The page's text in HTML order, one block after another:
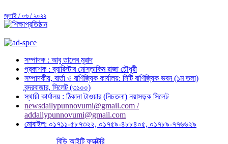
জুলাই / ০৬ / ২০২২
সম্পাদক : আবু তালেব মুরাদ
প্রকাশক : ব্যারিস্টার মোস্তাকিম রাজা চৌধুরী
সম্পাদকীয়, বার্তা ও বাণিজ্যিক কার্যালয়: সিটি বাণিজ্যিক ভবন (১ম তলা)
বন্দরবাজার, সিলেট (৩১০০)
স্থায়ী কার্যালয় : ঠিকানা টাওয়ার (নিচতলা) নয়াসড়ক সিলেট
newsdailypunnovumi@gmail.com /
addailypunnovumi@gmail.com
মোবাইল: ০১৭১১-৫৮৭৩২২, ০১৭৫৯-৪৮৮৪০৫, ০১৭৮৯-৭৭৬৬২৯
বিডি আইটি ফ্যাক্টরি